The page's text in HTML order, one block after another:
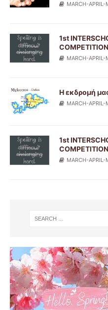
MARCH-
1st
COMPETITION
MARCH-
Η εκδρομή
MARCH-
1st
MARCH-